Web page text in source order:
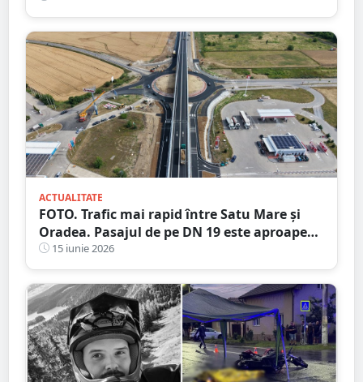
ACTUALITATE
FOTO. Trafic mai rapid între Satu Mare și
Oradea. Pasajul de pe DN 19 este aproape
finalizat
15 iunie 2026